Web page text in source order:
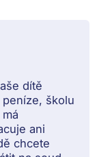
dítě
školu
ani
chcete